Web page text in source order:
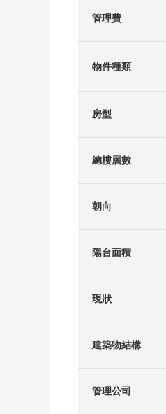
管理費
物件種類
房型
總樓層數
朝向
陽台面積
現狀
建築物結構
管理公司